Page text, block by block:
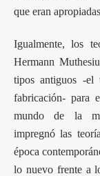
que eran
Igualmente, los
Hermann
tipos antiguos -
fabricación- para
mundo de la
impregnó las
época
lo nuevo frente a